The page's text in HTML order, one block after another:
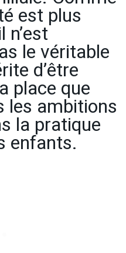
est plus
le véritable
d’être
place que
les ambitions
la pratique
enfants.